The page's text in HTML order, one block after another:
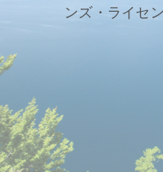
ンズ・ライセ